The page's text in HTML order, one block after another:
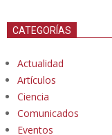
CATEGORÍAS
Actualidad
Artículos
Ciencia
Comunicados
Eventos